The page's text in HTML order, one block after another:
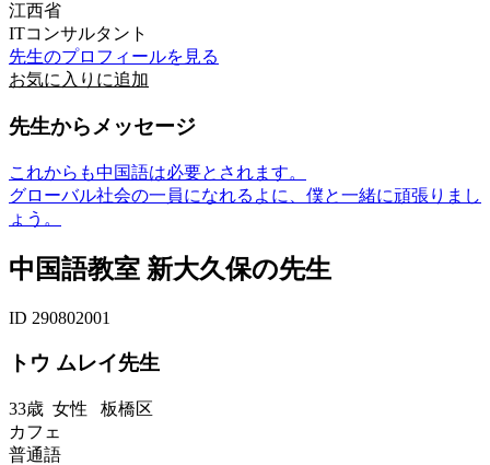
江西省
ITコンサルタント
先生のプロフィールを見る
お気に入りに追加
先生からメッセージ
これからも中国語は必要とされます。
グローバル社会の一員になれるよに、僕と一緒に頑張りまし
ょう。
中国語教室 新大久保の先生
ID 290802001
トウ ムレイ先生
33歳 女性 板橋区
カフェ
普通語